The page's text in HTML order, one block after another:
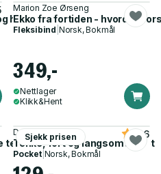
hesten
Marion Zoe Ørseng
Ekko fra fortiden - hvordan
Fleksibind Norsk, Bokmål
349,-
Nettlager
Klikk&Hent
for å få mer ut av livet
Sjekk prisen
Daniel Kahneman
Tenke, fort og langsomt
4.6
Pocket| Norsk, Bokmål